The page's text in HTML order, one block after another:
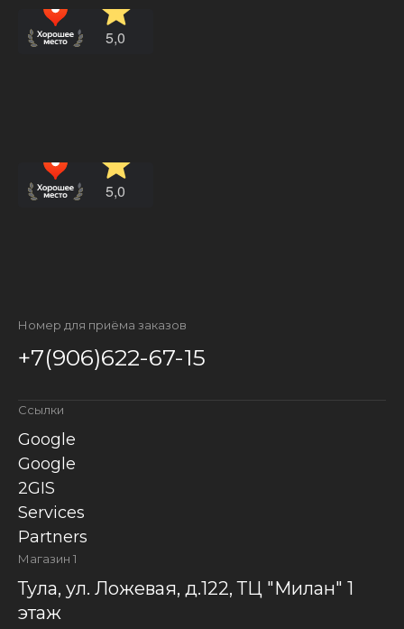
Номер для приёма заказов
+7(906)622-67-15
Ссылки
Google
Google
2GIS
Services
Partners
Магазин 1
Тула, ул. Ложевая, д.122, ТЦ "Милан" 1
этаж